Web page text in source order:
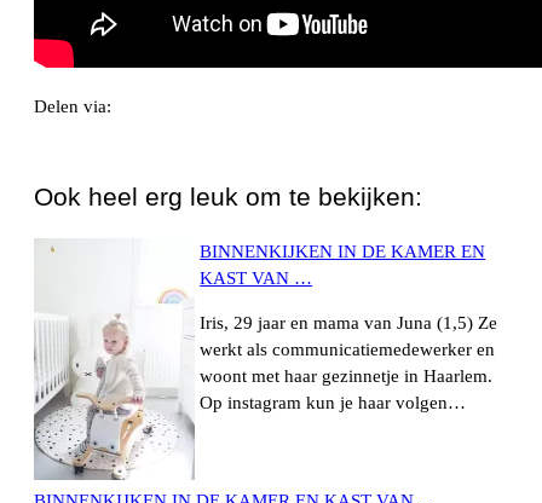
Delen via:
Ook heel erg leuk om te bekijken:
BINNENKIJKEN IN DE KAMER EN
KAST VAN …
Iris, 29 jaar en mama van Juna (1,5) Ze
werkt als communicatiemedewerker en
woont met haar gezinnetje in Haarlem.
Op instagram kun je haar volgen…